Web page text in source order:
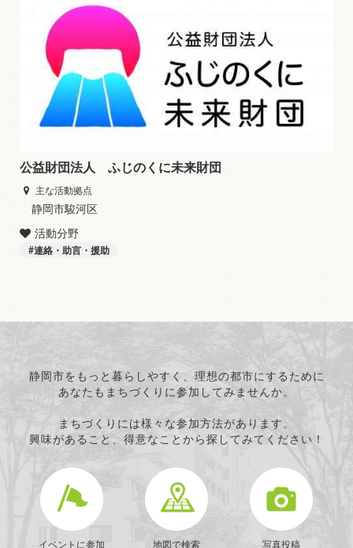
公益財団法人 ふじのくに未来財団
主な活動拠点
静岡市駿河区
活動分野
連絡・助言・援助
静岡市をもっと暮らしやすく、理想の都市にするために
あなたもまちづくりに参加してみませんか。
まちづくりには様々な参加方法があります。
興味があること、得意なことから探してみてください！
イベントに参加 地図で検索 写真投稿